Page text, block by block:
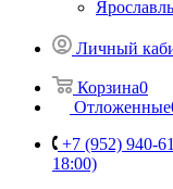
Ярославль
Личный
Корзина0
Отложенные
+7 (952) 940-
18:00)